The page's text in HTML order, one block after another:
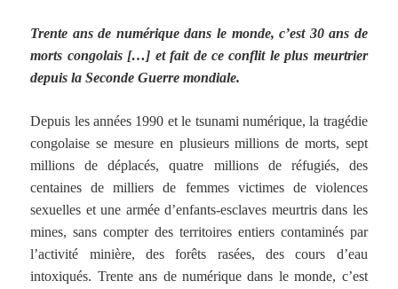
Trente ans de numérique dans le monde, c’est 30 ans de
morts congolais […] et fait de ce conflit le plus meurtrier
depuis la Seconde Guerre mondiale.
Depuis les années 1990 et le tsunami numérique, la tragédie
congolaise se mesure en plusieurs millions de morts, sept
millions de déplacés, quatre millions de réfugiés, des
centaines de milliers de femmes victimes de violences
sexuelles et une armée d’enfants-esclaves meurtris dans les
mines, sans compter des territoires entiers contaminés par
l’activité minière, des forêts rasées, des cours d’eau
intoxiqués. Trente ans de numérique dans le monde, c’est